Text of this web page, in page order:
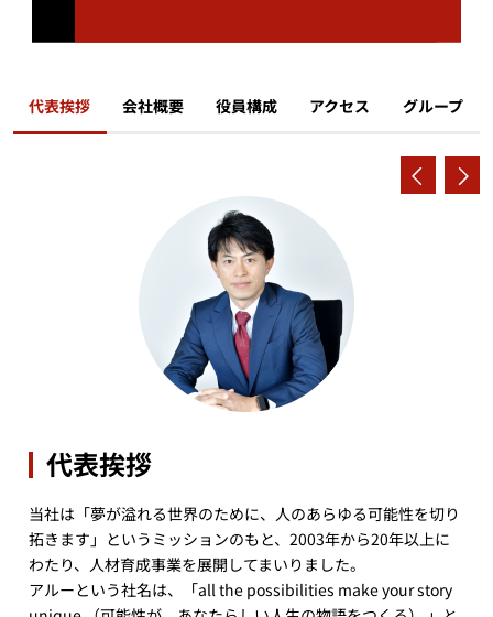
代表挨拶 会社概要 役員構成 アクセス グループ
代表挨拶
当社は「夢が溢れる世界のために、人のあらゆる可能性を切り
拓きます」というミッションのもと、2003年から20年以上に
わたり、人材育成事業を展開してまいりました。
アルーという社名は、「all the possibilities make your story